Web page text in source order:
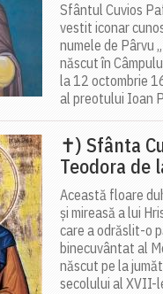
Sfântul Cuvios
vestit iconar
numele de Pârvu
născut în
la 12 octombrie
al preotului Ioan
✝) Sfânta
Teodora de
Această floare
și mireasă a lui
care a odrăslit-o
binecuvântat al
născut pe la
secolului al XVII-